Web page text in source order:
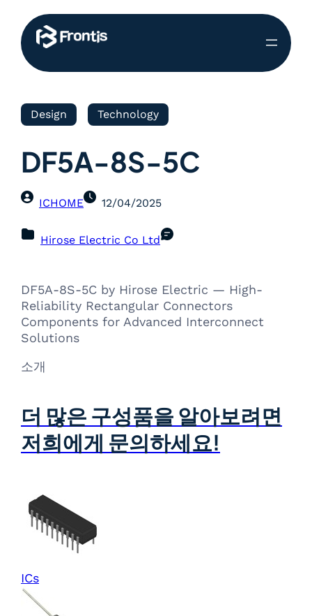
Design Technology
DF5A-8S-5C
ICHOME 12/04/2025
Hirose Electric Co Ltd
DF5A-8S-5C by Hirose Electric — High-
Reliability Rectangular Connectors
Components for Advanced Interconnect
Solutions
소개
더 많은 구성품을 알아보려면
저희에게 문의하세요!
ICs